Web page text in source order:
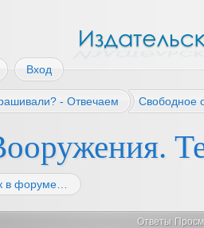
Вход
- Отвечаем Свободное
Ответы